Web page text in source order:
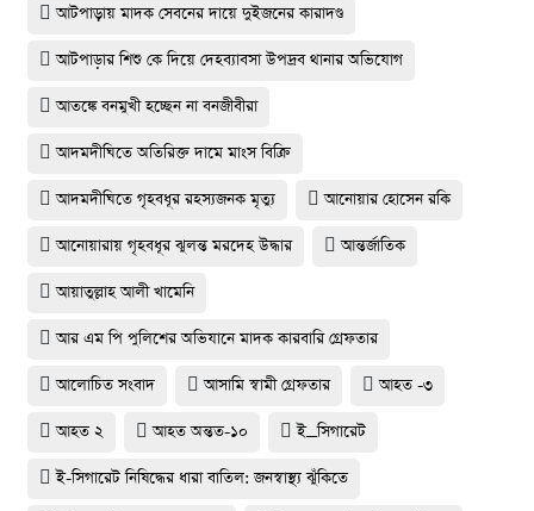
আটপাড়ায় মাদক সেবনের দায়ে দুইজনের কারাদণ্ড
আটপাড়ার শিশু কে দিয়ে দেহব্যাবসা উপদ্রব থানার অভিযোগ
আতঙ্কে বনমুখী হচ্ছেন না বনজীবীরা
আদমদীঘিতে অতিরিক্ত দামে মাংস বিক্রি
আদমদীঘিতে গৃহবধূর রহস্যজনক মৃত্যু আনোয়ার হোসেন রকি
আনোয়ারায় গৃহবধূর ঝুলন্ত মরদেহ উদ্ধার আন্তর্জাতিক
আয়াতুল্লাহ আলী খামেনি
আর এম পি পুলিশের অভিযানে মাদক কারবারি গ্রেফতার
আলোচিত সংবাদ আসামি স্বামী গ্রেফতার আহত -৩
আহত ২ আহত অন্তত-১০ ই_সিগারেট
ই-সিগারেট নিষিদ্ধের ধারা বাতিল: জনস্বাস্থ্য ঝুঁকিতে